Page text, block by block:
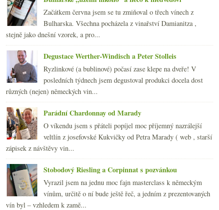
► dubna
►března
února
ledna
2010 (249)
►2009(249)
►2008(270)
►2007(108)
Začátkem června jsem se tu zmiňoval o třech vínech z
Bulharska. Všechna pocházela z vinařství Damianitza ,
stejně jako dnešní vzorek, a pro...
Degustace Werther-Windisch a Peter Stolleis
Ryzlinkové (a bublinové) počasí zase klepe na dveře! V
posledních týdnech jsem degustoval produkci docela dost
různých (nejen) německých vin...
Parádní Chardonnay od Marady
O víkendu jsem s přáteli popíjel moc příjemný nazrálejší
veltlín z josefovské Kukvičky od Petra Marady ( web , starší
zápisek z návštěvy vin...
Stobodový Riesling a Corpinnat s pozvánkou
Vyrazil jsem na jednu moc fajn masterclass k německým
vínům, určitě o ní bude ještě řeč, a jedním z prezentovaných
vín byl – vzhledem k zamě...